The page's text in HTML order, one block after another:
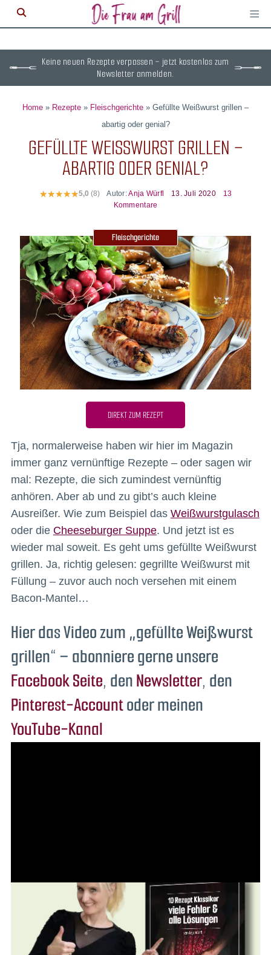
≡
Keine neuen Rezepte verpassen – jetzt kostenlos zum
Newsletter anmelden.
Home » Rezepte » Fleischgerichte » Gefüllte Weißwurst grillen –
abartig oder genial?
GEFÜLLTE WEISSWURST GRILLEN – A
BARTIG ODER GENIAL?
5,0 (8) Autor:Anja Würfl 13. Juli 2020
13
Kommentare
Fleischgerichte
DIREKT ZUM REZEPT
Tja, normalerweise haben wir hier im Magazin
immer ganz vernünftige Rezepte – oder sagen wir
mal: Rezepte, die sich zumindest vernünftig
anhören. Aber ab und zu gibt’s auch kleine
Ausreißer. Wie zum Beispiel das Weißwurstgulasch
oder die Cheeseburger Suppe. Und jetzt ist es
wieder mal soweit. Es geht ums gefüllte Weißwurst
grillen. Ja, richtig gelesen: gegrillte Weißwurst mit
Füllung – zuvor auch noch versehen mit einem
Bacon-Mantel…
Hier das Video zum „gefüllte Weißwurst
grillen“ – abonniere gerne unsere
Facebook Seite, denNewsletter, den
Pinterest-Accountoder meinen
YouTube-Kanal